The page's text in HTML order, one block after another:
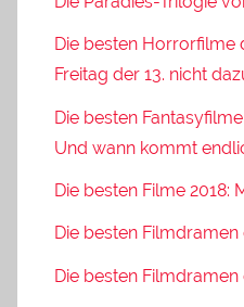
Die besten Horrorfilme
Freitag der 13. nicht
Die besten
Und wann kommt
Die besten Filme 2018:
Die besten Filmdramen
Die besten